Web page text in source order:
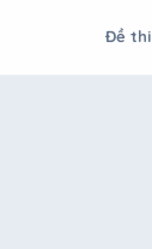
Đề thi
phí